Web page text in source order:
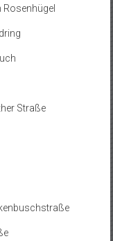
Rosenhügel
Straße